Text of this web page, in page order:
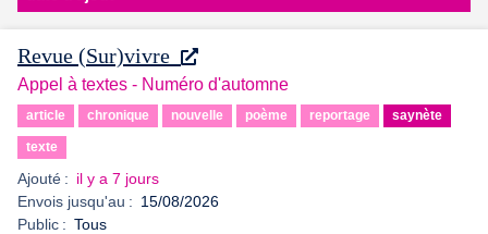
Revue (Sur)vivre
Appel à textes - Numéro d'automne
article chronique nouvelle poème reportage saynète
texte
Ajouté : il y a 7 jours
Envois jusqu'au : 15/08/2026
Public : Tous